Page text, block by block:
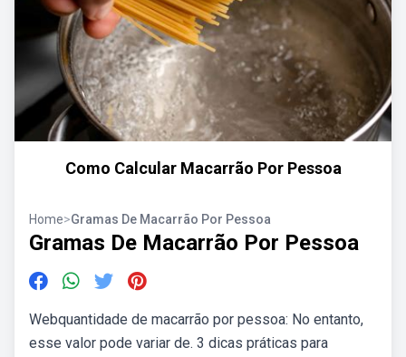
Como Calcular Macarrão Por Pessoa
Home>Gramas De Macarrão Por Pessoa
Gramas De Macarrão Por Pessoa
Webquantidade de macarrão por pessoa: No entanto,
esse valor pode variar de. 3 dicas práticas para